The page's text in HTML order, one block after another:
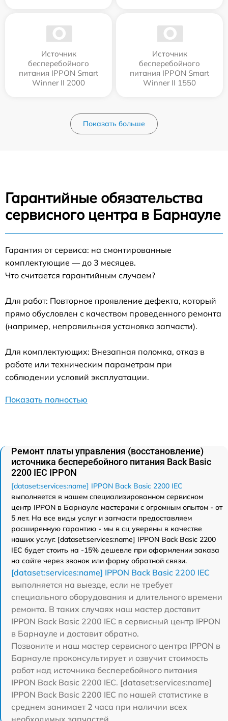
Источник
бесперебойного
питания IPPON Smart
Winner II 2000
Источник
бесперебойного
питания IPPON Smart
Winner II 1550
Показать больше
Гарантийные обязательства
сервисного центра в Барнауле
Гарантия от сервиса: на смонтированные
комплектующие — до 3 месяцев.
Что считается гарантийным случаем?
Для работ: Повторное проявление дефекта, который
прямо обусловлен с качеством проведенного ремонта
(например, неправильная установка запчасти).
Для комплектующих: Внезапная поломка, отказ в
работе или техническим параметрам при
соблюдении условий эксплуатации.
Показать полностью
Ремонт платы управления (восстановление)
источника бесперебойного питания Back Basic
2200 IEC IPPON
[dataset:services:name] IPPON Back Basic 2200 IEC
выполняется в нашем специализированном сервисном
центр IPPON в Барнауле мастерами с огромным опытом - от
5 лет. На все виды услуг и запчасти предоставляем
расширенную гарантию - мы в сц уверены в качестве
наших услуг. [dataset:services:name] IPPON Back Basic 2200
IEC будет стоить на -15% дешевле при оформлении заказа
на сайте через звонок или форму обратной связи.
[dataset:services:name] IPPON Back Basic 2200 IEC
выполняется на выезде, если не требует
специального оборудования и длительного времени
ремонта. В таких случаях наш мастер доставит
IPPON Back Basic 2200 IEC в сервисный центр IPPON
в Барнауле и доставит обратно.
Позвоните и наш мастер сервисного центра IPPON в
Барнауле проконсультирует и озвучит стоимость
работ над источника бесперебойного питания
IPPON Back Basic 2200 IEC. [dataset:services:name]
IPPON Back Basic 2200 IEC по нашей статистике в
среднем занимает 2 часа при наличии всех
необходимых запчастей.